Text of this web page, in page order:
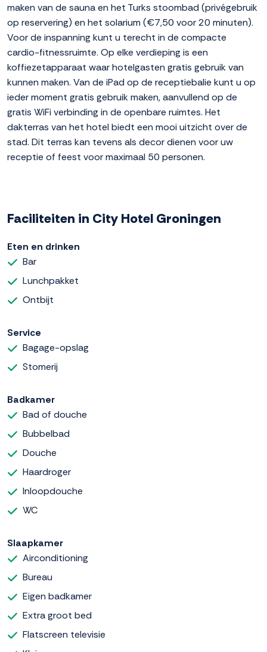
maken van de sauna en het Turks stoombad (privégebruik
op reservering) en het solarium (€7,50 voor 20 minuten).
Voor de inspanning kunt u terecht in de compacte
cardio-fitnessruimte. Op elke verdieping is een
koffiezetapparaat waar hotelgasten gratis gebruik van
kunnen maken. Van de iPad op de receptiebalie kunt u op
ieder moment gratis gebruik maken, aanvullend op de
gratis WiFi verbinding in de openbare ruimtes. Het
dakterras van het hotel biedt een mooi uitzicht over de
stad. Dit terras kan tevens als decor dienen voor uw
receptie of feest voor maximaal 50 personen.
Faciliteiten in City Hotel Groningen
Eten en drinken
Bar
Lunchpakket
Ontbijt
Service
Bagage-opslag
Stomerij
Badkamer
Bad of douche
Bubbelbad
Douche
Haardroger
Inloopdouche
WC
Slaapkamer
Airconditioning
Bureau
Eigen badkamer
Extra groot bed
Flatscreen televisie